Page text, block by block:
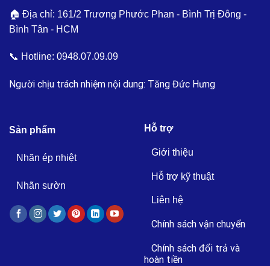
🏠 Địa chỉ: 161/2 Trương Phước Phan - Bình Trị Đông -
Bình Tân - HCM
📞 Hotline: 0948.07.09.09
Người chịu trách nhiệm nội dung: Tăng Đức Hưng
Sản phẩm
Nhãn ép nhiệt
Nhãn sườn
Hỗ trợ
Giới thiệu
Hỗ trợ kỹ thuật
Liên hệ
Chính sách vận chuyển
Chính sách đổi trả và
hoàn tiền